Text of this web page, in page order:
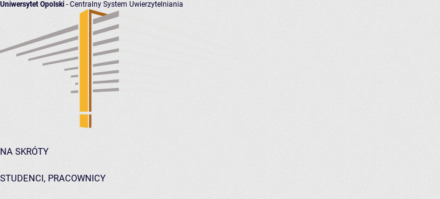
Uniwersytet Opolski - Centralny System Uwierzytelniania
NA SKRÓTY
STUDENCI, PRACOWNICY